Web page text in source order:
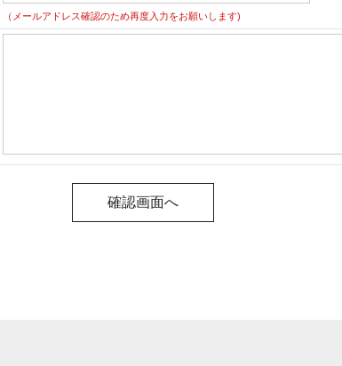
（メールアドレス確認のため再度入力をお願いします)